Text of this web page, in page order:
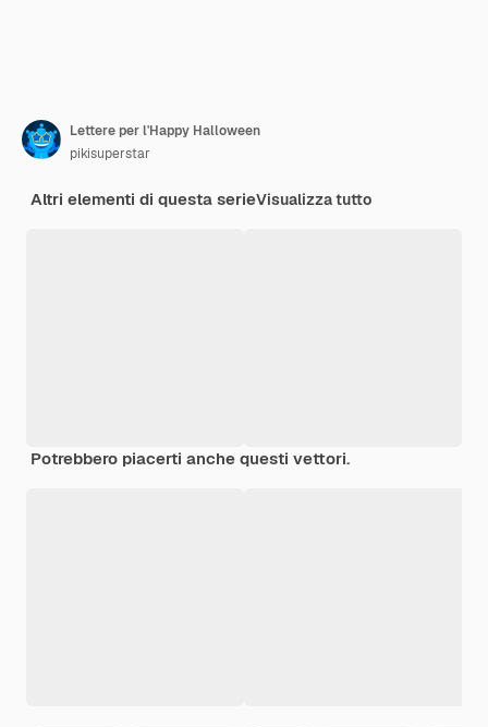
Lettere per l'Happy Halloween
pikisuperstar
Altri elementi di questa serieVisualizza tutto
Potrebbero piacerti anche questi vettori.